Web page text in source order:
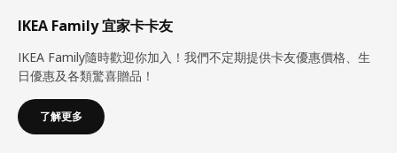
IKEA Family 宜家卡卡友
IKEA Family隨時歡迎你加入！我們不定期提供卡友優惠價格、生
日優惠及各類驚喜贈品！
了解更多